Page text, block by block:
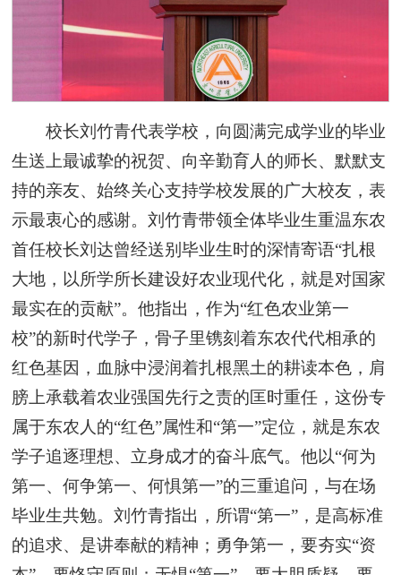
校长刘竹青代表学校，向圆满完成学业的毕业
生送上最诚挚的祝贺、向辛勤育人的师长、默默支
持的亲友、始终关心支持学校发展的广大校友，表
示最衷心的感谢。刘竹青带领全体毕业生重温东农
首任校长刘达曾经送别毕业生时的深情寄语“扎根
大地，以所学所长建设好农业现代化，就是对国家
最实在的贡献”。他指出，作为“红色农业第一
校”的新时代学子，骨子里镌刻着东农代代相承的
红色基因，血脉中浸润着扎根黑土的耕读本色，肩
膀上承载着农业强国先行之责的匡时重任，这份专
属于东农人的“红色”属性和“第一”定位，就是东农
学子追逐理想、立身成才的奋斗底气。他以“何为
第一、何争第一、何惧第一”的三重追问，与在场
毕业生共勉。刘竹青指出，所谓“第一”，是高标准
的追求、是讲奉献的精神；勇争第一，要夯实“资